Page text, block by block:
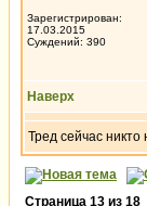
Зарегистрирован:
17.03.2015
Суждений: 390
Наверх
Тред сейчас никто
Страница 13 из 18